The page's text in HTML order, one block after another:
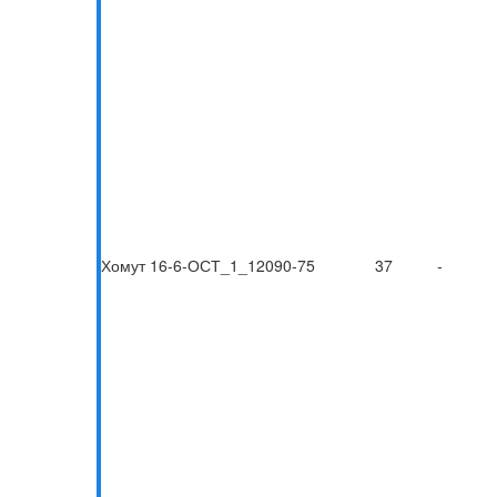
Хомут 16-6-ОСТ_1_12090-75 37 -